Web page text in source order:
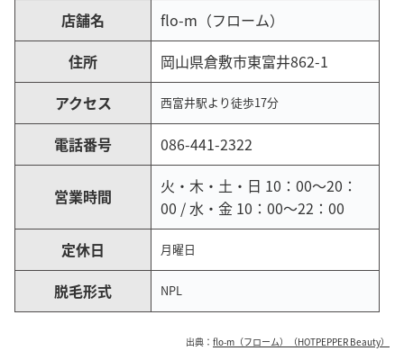
店舗名
flo-m（フローム）
住所
岡山県倉敷市東富井862-1
アクセス
西富井駅より徒歩17分
電話番号 086-441-2322
営業時間
火・木・土・日 10：00～20：
00 / 水・金 10：00～22：00
定休日
月曜日
脱毛形式 NPL
出典： flo-m（フローム）（HOTPEPPER Beauty）